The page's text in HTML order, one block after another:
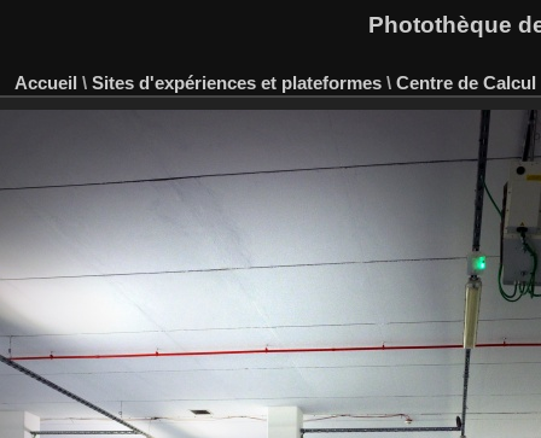
Photothèque
Accueil \ Sites d'expériences et plateformes \ Centre de Calcul